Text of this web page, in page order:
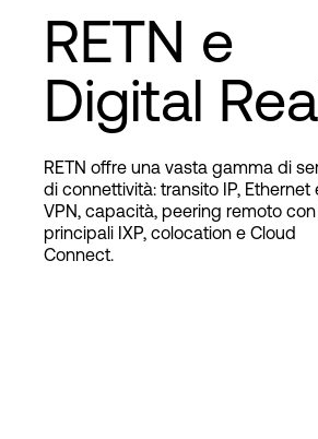
Competenze e Risorse
Chi Siamo
Language
RETN e
Digital
RETN offre una vasta gamma di
di connettività: transito IP, Ethernet
VPN, capacità, peering remoto con
principali IXP, colocation e Cloud
Connect.